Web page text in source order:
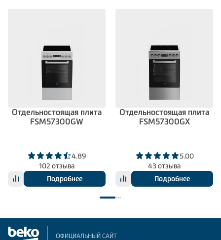
Отдельностоящая плита
FSM57300GW
4.89
102 отзыва
Подробнее
Отдельностоящая плита
FSM57300GX
5.00
43 отзыва
Подробнее
ОФИЦИАЛЬНЫЙ САЙТ